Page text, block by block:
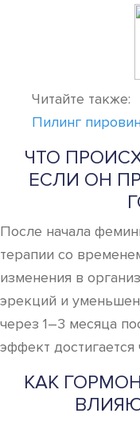
Читайте также:
Пилинг
ЧТО
ЕСЛИ ОН
После начала
терапии со
изменения в
эрекций и
через 1–3 месяца
эффект
КАК